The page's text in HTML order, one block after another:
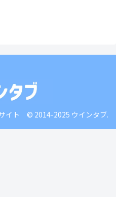
イト © 2014-2025 ウインタブ.